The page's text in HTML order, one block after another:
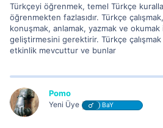
Türkçeyi öğrenmek, temel Türkçe
öğrenmekten fazlasıdır. Türkçe
konuşmak, anlamak, yazmak ve
geliştirmesini gerektirir. Türkçe
etkinlik mevcuttur ve bunlar
Pomo
Yeni Üye BaY